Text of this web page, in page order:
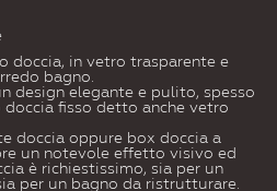
doccia, in vetro trasparente e
bagno.
design elegante e pulito, spesso
fisso detto anche vetro
doccia oppure box doccia a
un notevole effetto visivo ed
è richiestissimo, sia per un
per un bagno da ristrutturare.